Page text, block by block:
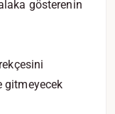
gösterenin
gitmeyecek